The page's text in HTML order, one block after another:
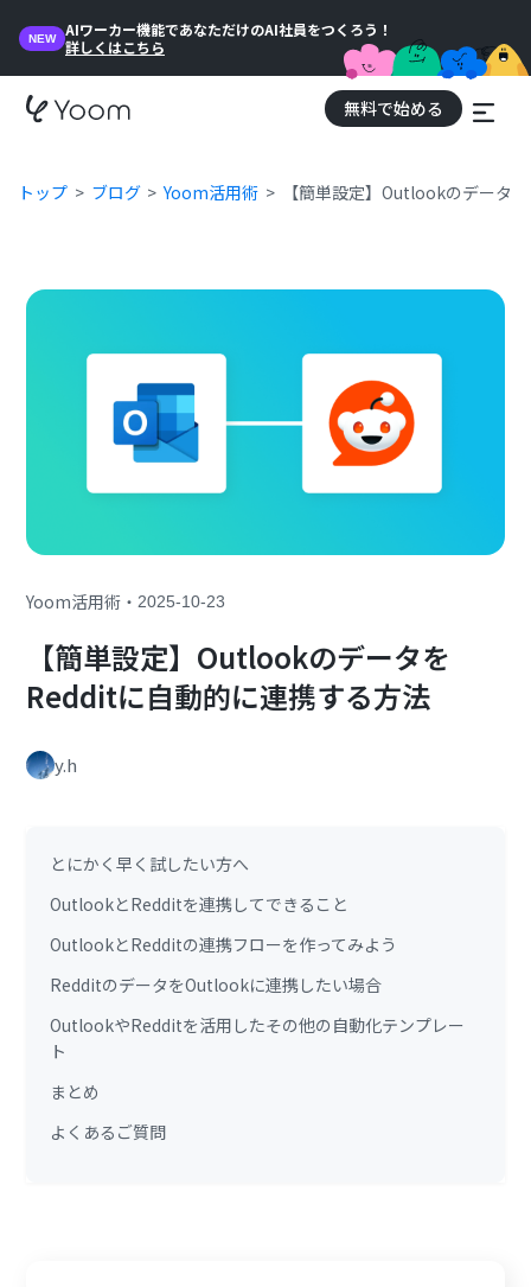
NEW
AIワーカー機能であなただけのAI社員をつくろう！
詳しくはこちら
無料で始める
トップ ブログ Yoom活用術 【簡単設定】Outlookのデータ
Yoom活用術 ・2025-10-23
【簡単設定】Outlookのデータを
Redditに自動的に連携する方法
y.h
とにかく早く試したい方へ
OutlookとRedditを連携してできること
OutlookとRedditの連携フローを作ってみよう
RedditのデータをOutlookに連携したい場合
OutlookやRedditを活用したその他の自動化テンプレー
ト
まとめ
よくあるご質問